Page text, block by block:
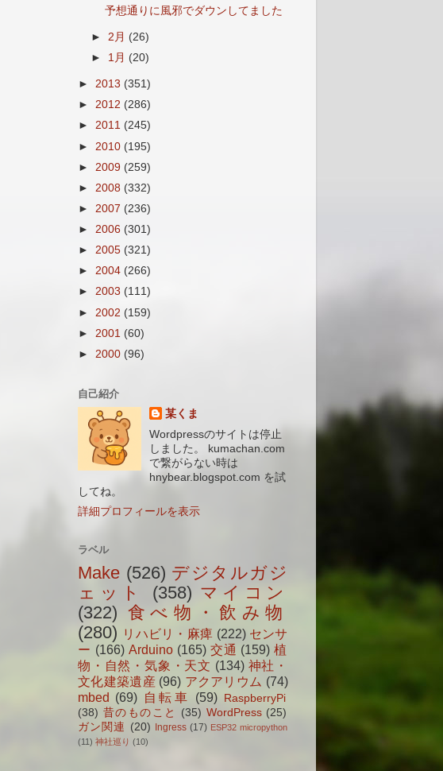
予想通りに風邪でダウンしてました
►2月 (26)
► 1月 (20)
► 2013 (351)
► 2012 (286)
► 2011 (245)
► 2010 (195)
► 2009 (259)
► 2008 (332)
► 2007 (236)
► 2006 (301)
► 2005 (321)
► 2004 (266)
► 2003 (111)
► 2002 (159)
► 2001 (60)
► 2000 (96)
自己紹介
某くま
Wordpressのサイトは停止
しました。 kumachan.com
で繋がらない時は
hnybear.blogspot.com を試
してね。
詳細プロフィールを表示
ラベル
Make (526) デジタルガジ
ェット
(358) マイコン
(322) 食べ物・飲み物
(280) リハビリ・麻痺 (222) センサ
ー (166) Arduino (165) 交通 (159) 植
物・自然・気象・天文 (134) 神社・
文化建築遺産 (96) アクアリウム (74)
mbed (69) 自転車 (59) RaspberryPi
(38) 昔のものこと (35) WordPress (25)
ガン関連 (20) Ingress (17) ESP32 micropython
(11) 神社巡り (10)